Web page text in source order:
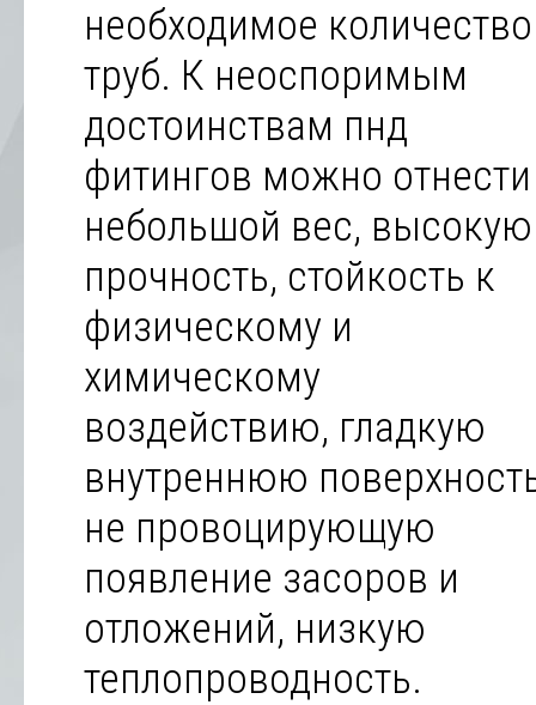
необходимое количество
труб. К неоспоримым
достоинствам пнд
фитингов можно отнести
небольшой вес, высокую
прочность, стойкость к
физическому и
химическому
воздействию, гладкую
внутреннюю
не провоцирующую
появление засоров и
отложений, низкую
теплопроводность.